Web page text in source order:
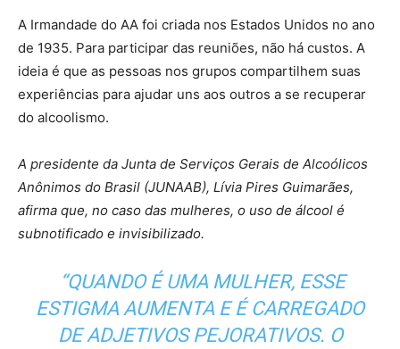
A Irmandade do AA foi criada nos Estados Unidos no ano
de 1935. Para participar das reuniões, não há custos. A
ideia é que as pessoas nos grupos compartilhem suas
experiências para ajudar uns aos outros a se recuperar
do alcoolismo.
A presidente da Junta de Serviços Gerais de Alcoólicos
Anônimos do Brasil (JUNAAB), Lívia Pires Guimarães,
afirma que, no caso das mulheres, o uso de álcool é
subnotificado e invisibilizado.
“QUANDO É UMA MULHER, ESSE
ESTIGMA AUMENTA E É CARREGADO
DE ADJETIVOS PEJORATIVOS. O